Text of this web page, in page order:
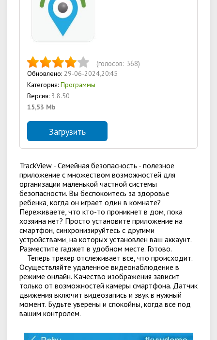
(голосов: 368)
Обновлено: 29-06-2024,20:45
Категория: Программы
Версия: 3.8.50
15,53 Mb
Загрузить
TrackView - Семейная безопасность - полезное
приложение с множеством возможностей для
организации маленькой частной системы
безопасности. Вы беспокоитесь за здоровье
ребенка, когда он играет один в комнате?
Переживаете, что кто-то проникнет в дом, пока
хозяина нет? Просто установите приложение на
смартфон, синхронизируйтесь с другими
устройствами, на которых установлен ваш аккаунт.
Разместите гаджет в удобном месте. Готово.
Теперь трекер отслеживает все, что происходит.
Осуществляйте удаленное видеонаблюдение в
режиме онлайн. Качество изображения зависит
только от возможностей камеры смартфона. Датчик
движения включит видеозапись и звук в нужный
момент. Будьте уверены и спокойны, когда все под
вашим контролем.